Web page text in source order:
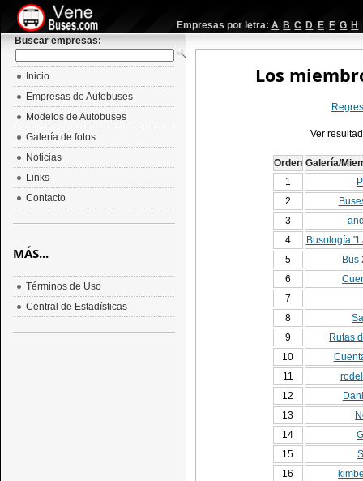
Empresas por letra: A B C D E F G H
Buscar empresas:
Los
Ver
Orden Galería/
1
2
3
4
Busología
5
Bus
6
7
8
9
Rutas
10
11
12
13
14
15
16
Inicio
Empresas de Autobuses
Modelos de Autobuses
Galería de fotos
Noticias
Links
Contacto
MÁS...
Términos de Uso
Central de Estadísticas